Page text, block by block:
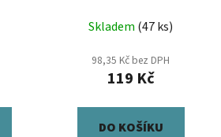
Skladem (47 ks)
98,35 Kč bez DPH
119 Kč
DO KOŠÍKU